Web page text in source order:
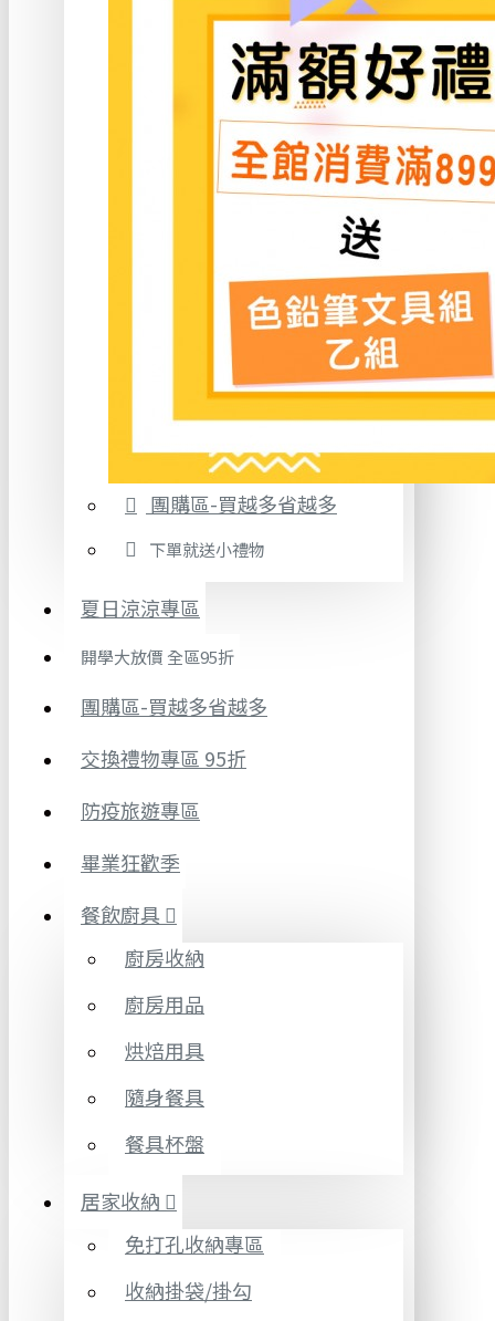
團購區-買越多省越多
下單就送小禮物
夏日涼涼專區
開學大放價 全區95折
團購區-買越多省越多
交換禮物專區 95折
防疫旅遊專區
畢業狂歡季
餐飲廚具
廚房收納
廚房用品
烘焙用具
隨身餐具
餐具杯盤
居家收納
免打孔收納專區
收納掛袋/掛勾